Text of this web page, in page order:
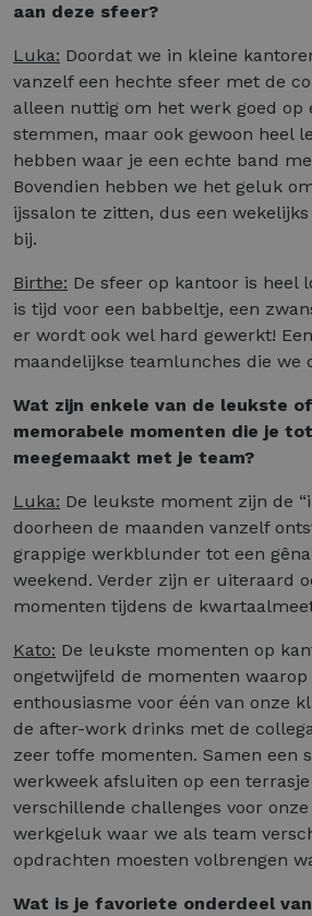
aan deze sfeer?
Luka: Doordat we in kleine
vanzelf een hechte sfeer met de
alleen nuttig om het werk goed op
stemmen, maar ook gewoon heel
hebben waar je een echte band
Bovendien hebben we het geluk
ijssalon te zitten, dus een
bij.
Birthe: De sfeer op kantoor is heel
is tijd voor een babbeltje, een
er wordt ook wel hard gewerkt!
maandelijkse teamlunches die we
Wat zijn enkele van de leukste
memorabele momenten die je
meegemaakt met je team?
Luka: De leukste moment zijn de
doorheen de maanden vanzelf
grappige werkblunder tot een
weekend. Verder zijn er uiteraard
momenten tijdens de
Kato: De leukste momenten op
ongetwijfeld de momenten
enthousiasme voor één van onze
de after-work drinks met de
zeer toffe momenten. Samen een
werkweek afsluiten op een terrasje
verschillende challenges voor
werkgeluk waar we als team
opdrachten moesten volbrengen
Wat is je favoriete onderdeel